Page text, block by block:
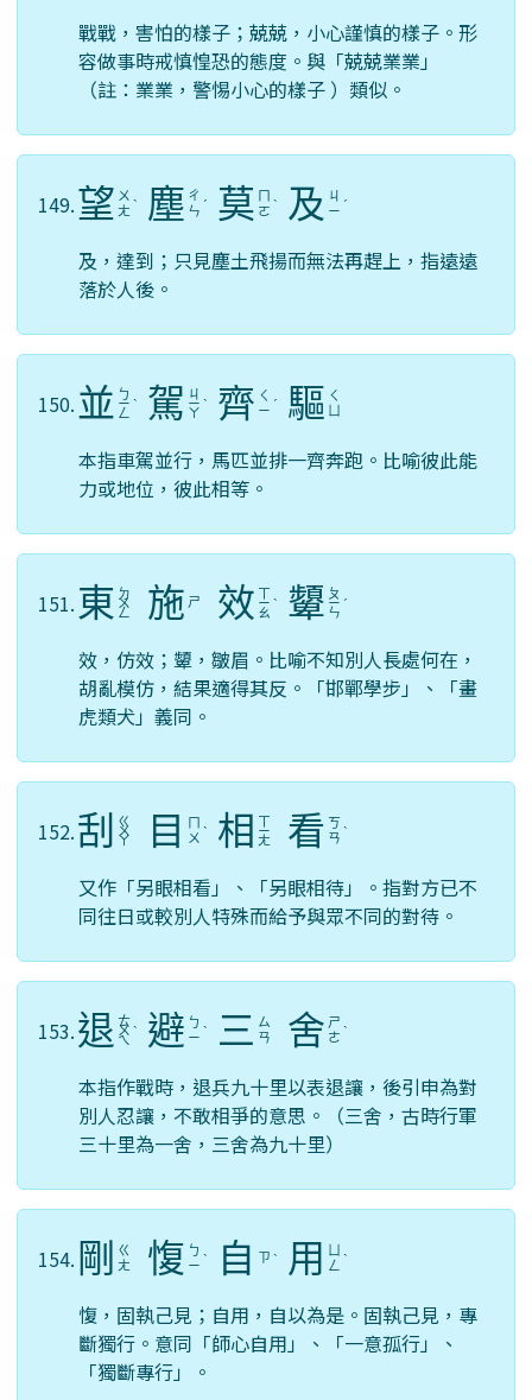
戰戰，害怕的樣子；兢兢，小心謹慎的樣子。形
容做事時戒慎惶恐的態度。與「兢兢業業」
（註：業業，警惕小心的樣子 ）類似。
149.望 ㄨ
ㄤ ˋ 塵 ㄔ
ㄣ ˊ 莫 ㄇ
ㄛ ˋ 及 ㄐ
ㄧ ˊ
及，達到；只見塵土飛揚而無法再趕上，指遠遠
落於人後。
150. 並 ㄅ
ㄧ
ㄥ
ˋ 駕 ㄐ
ㄧ
ㄚ
ˋ 齊 ㄑ
ㄧ ˊ 驅 ㄑ
本指車駕並行，馬匹並排一齊奔跑。比喻彼此能
力或地位，彼此相等。
151. 東 ㄉ
ㄨ
ㄥ 施 ㄕ 效 ㄒ
ㄧ
ㄠ
ˋ 顰 ㄆ
ㄧ
ㄣ
ˊ
效，仿效；顰，皺眉。比喻不知別人長處何在，
胡亂模仿，結果適得其反。「邯鄲學步」、「畫
虎類犬」義同。
152.刮 ㄍ
ㄨ
ㄚ 目
ㄇ
ㄨ ˋ 相 ㄒ
ㄧ
ㄤ 看 ㄎ
ㄢ ˋ
又作「另眼相看」、「另眼相待」。指對方已不
同往日或較別人特殊而給予與眾不同的對待。
153.退 ㄊ
ㄨ
ㄟ
ˋ 避 ㄅ
ㄧ ˋ 三 ㄙ
ㄢ
舍 ㄕ
ㄜ ˋ
本指作戰時，退兵九十里以表退讓，後引申為對
別人忍讓，不敢相爭的意思。（三舍，古時行軍
三十里為一舍，三舍為九十里）
154. 剛
ㄍ
ㄤ
愎 ㄅ
ㄧ ˋ 自 ㄗ ˋ 用
ㄥ ˋ
愎，固執己見；自用，自以為是。固執己見，專
斷獨行。意同「師心自用」、「一意孤行」、
「獨斷專行」。